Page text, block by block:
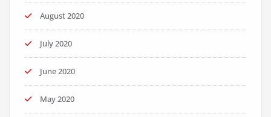
August 2020
July 2020
June 2020
May 2020